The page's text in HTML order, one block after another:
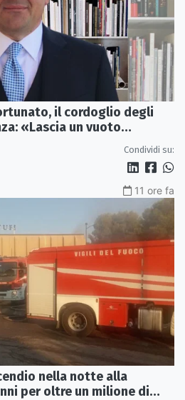
il cordoglio degli
«Lascia un vuoto
Condividi su:
11 ore fa
nella notte alla
per oltre un milione di